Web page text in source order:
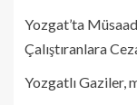
Yozgat’ta
Çalıştıranlara
Yozgatlı Gaziler,